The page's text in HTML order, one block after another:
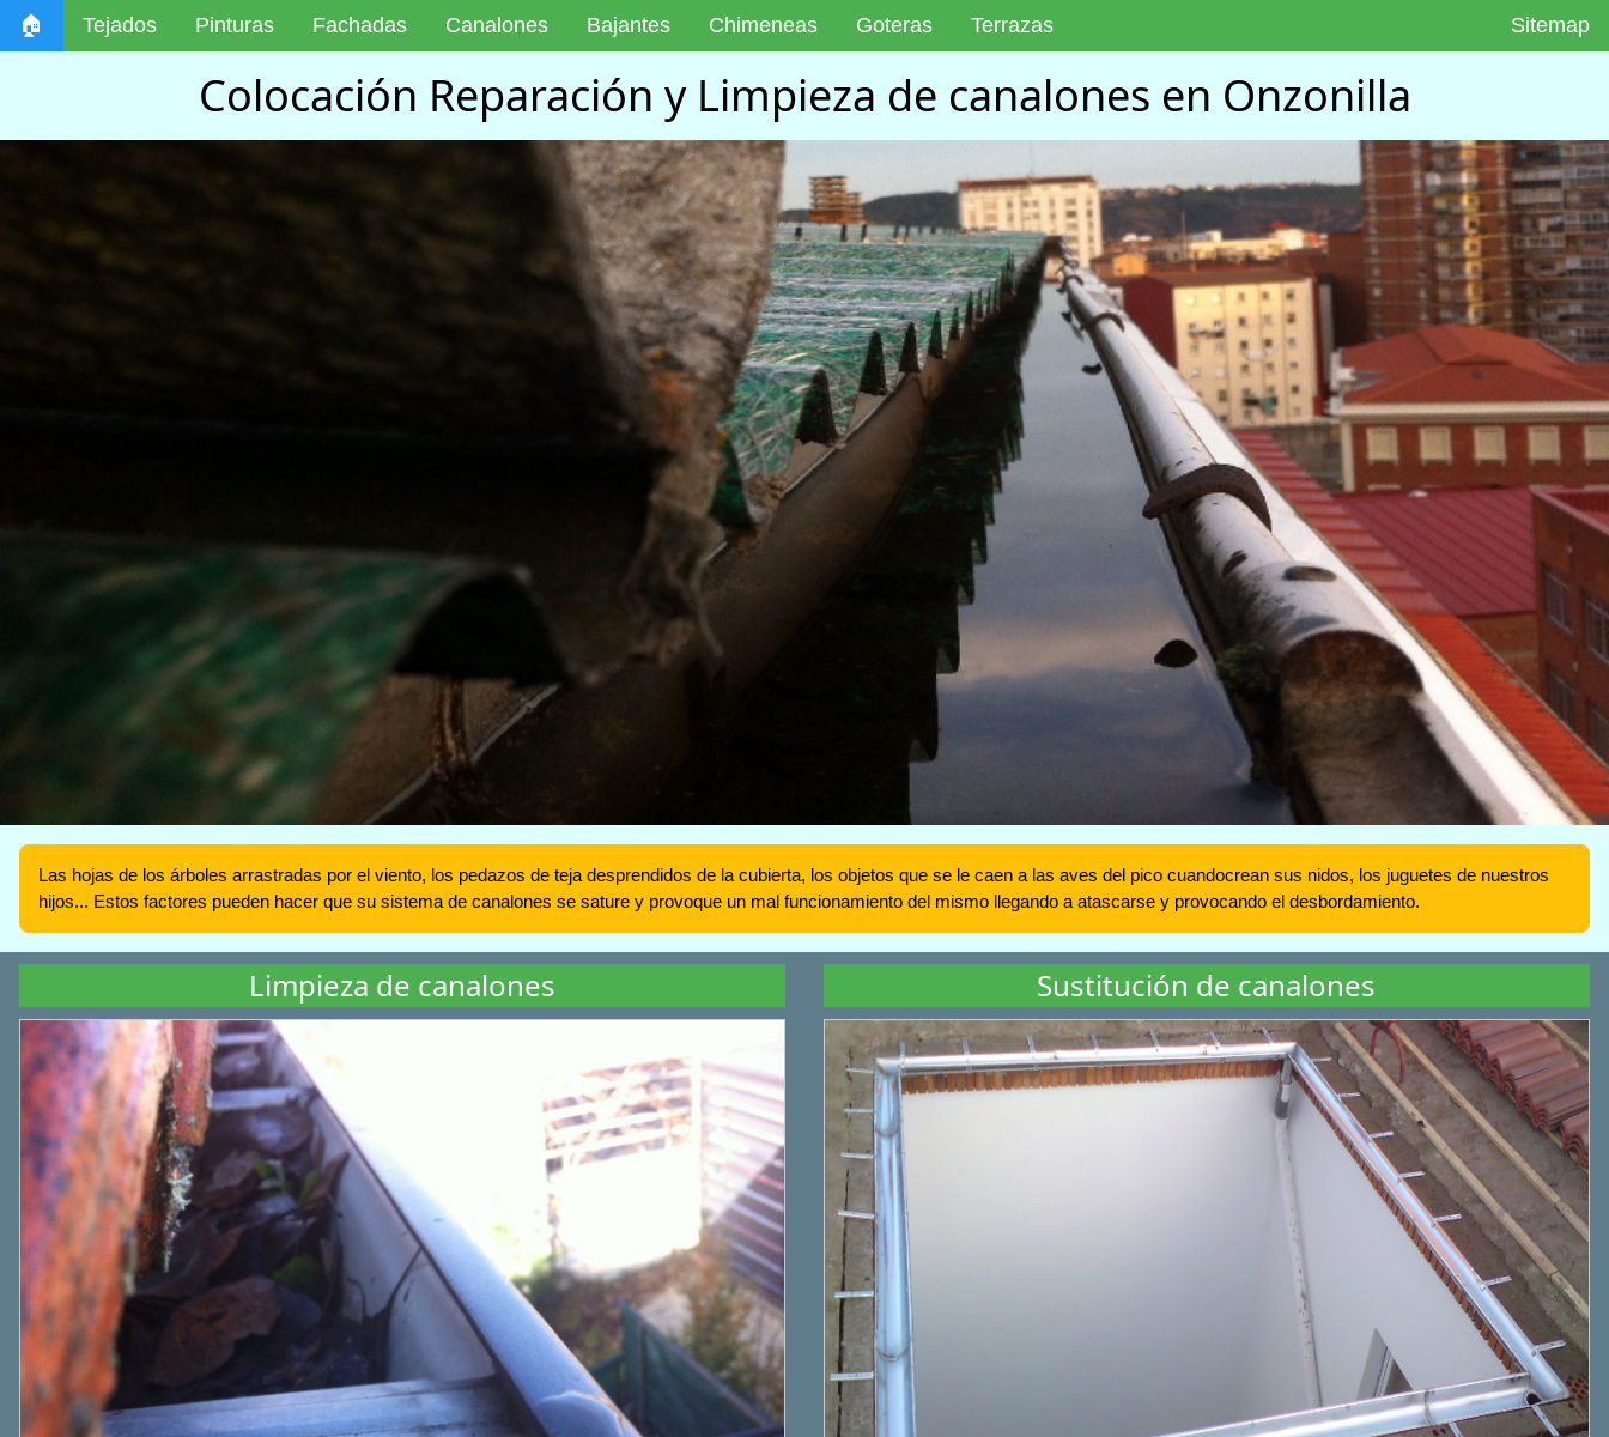
🏠 Tejados Pinturas Fachadas Canalones Bajantes Chimeneas Goteras Terrazas Sitemap
Colocación Reparación y Limpieza de canalones en Onzonilla
Las hojas de los árboles arrastradas por el viento, los pedazos de teja desprendidos de la cubierta, los objetos que se le caen a las aves del pico cuandocrean sus nidos, los juguetes de nuestros
hijos... Estos factores pueden hacer que su sistema de canalones se sature y provoque un mal funcionamiento del mismo llegando a atascarse y provocando el desbordamiento.
Limpieza de canalones Sustitución de canalones